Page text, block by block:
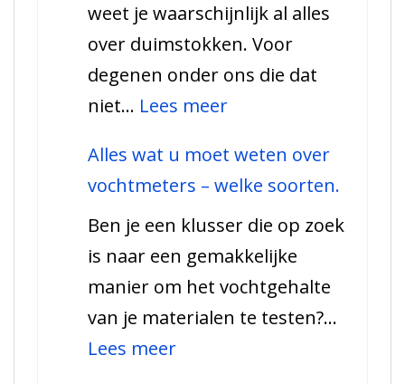
van
voelermaten
weet je waarschijnlijk al alles
over duimstokken. Voor
degenen onder ons die dat
niet… Lees meer:
wat
moet
u
weten
en
welke
Alles wat u moet weten over
vochtmeters – welke soorten.
Ben je een klusser die op zoek
is naar een gemakkelijke
manier om het vochtgehalte
van je materialen te testen?…
Lees meer: